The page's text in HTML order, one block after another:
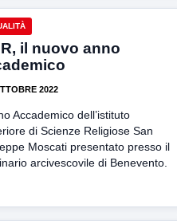
il nuovo anno
2022
Accademico dell’istituto
di Scienze Religiose San
Moscati presentato presso il
arcivescovile di Benevento.